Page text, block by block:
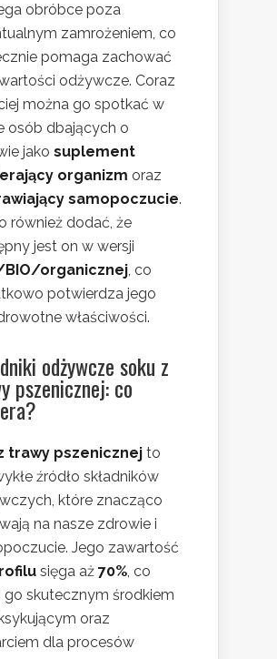
obróbce poza
zamrożeniem, co
pomaga zachować
odżywcze. Coraz
można go spotkać w
osób dbających o
jako suplement
organizm oraz
samopoczucie.
również dodać, że
jest on w wersji
BIO/organicznej, co
potwierdza jego
właściwości.
odżywcze soku z
pszenicznej: co
trawy pszenicznej to
źródło składników
które znacząco
na nasze zdrowie i
Jego zawartość
sięga aż 70%, co
go skutecznym środkiem
oraz
dla procesów